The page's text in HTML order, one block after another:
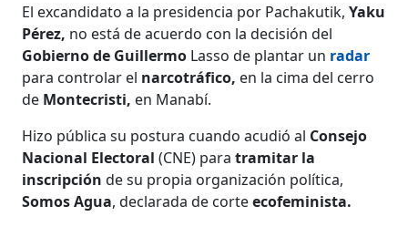
El excandidato a la presidencia por Pachakutik,Yaku
Pérez, no está de acuerdo con la decisión del
Gobierno de Guillermo Lasso de plantar un radar
para controlar el narcotráfico, en la cima del cerro
de Montecristi, en Manabí.
Hizo pública su postura cuando acudió al Consejo
Nacional Electoral (CNE) paratramitar la
inscripción de su propia organización política,
Somos Agua, declarada de corteecofeminista.